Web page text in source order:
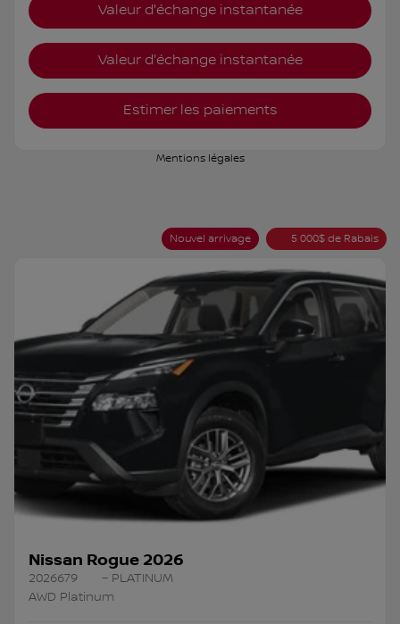
Valeur d'échange instantanée
Valeur d'échange instantanée
Estimer les paiements
Mentions légales
Nouvel arrivage 5 000$ de Rabais
Nissan Rogue 2026
2026679
– PLATINUM
AWD Platinum